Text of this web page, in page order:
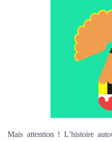
Mais attention ! L’histoire